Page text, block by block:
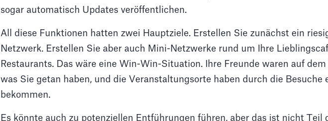
sogar automatisch Updates veröffentlichen.
All diese Funktionen hatten zwei Hauptziele. Erstellen Sie zunächst ein
Netzwerk. Erstellen Sie aber auch Mini-Netzwerke rund um Ihre
Restaurants. Das wäre eine Win-Win-Situation. Ihre Freunde waren auf dem
was Sie getan haben, und die Veranstaltungsorte haben durch die Besuche
bekommen.
Es könnte auch zu potenziellen Entführungen führen, aber das ist nicht Teil